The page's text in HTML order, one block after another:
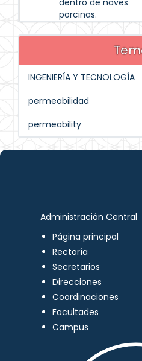
dentro de naves
porcinas.
INGENIERÍA Y TECNOLOGÍA
permeabilidad
permeability
Administración Central
Página principal
Rectoría
Secretarios
Direcciones
Coordinaciones
Facultades
Campus